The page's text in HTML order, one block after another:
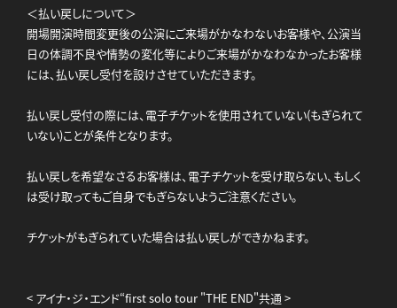
＜払い戻しについて＞
開場開演時間変更後の公演にご来場がかなわないお客様や、公演当
日の体調不良や情勢の変化等によりご来場がかなわなかったお客様
には、払い戻し受付を設けさせていただきます。
払い戻し受付の際には、電子チケットを使用されていない(もぎられて
いない)ことが条件となります。
払い戻しを希望なさるお客様は、電子チケットを受け取らない、もしく
は受け取ってもご自身でもぎらないようご注意ください。
チケットがもぎられていた場合は払い戻しができかねます。
< アイナ・ジ・エンド“first solo tour "THE END"共通 >